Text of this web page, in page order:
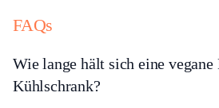
FAQs
Wie lange hält sich eine
Kühlschrank?